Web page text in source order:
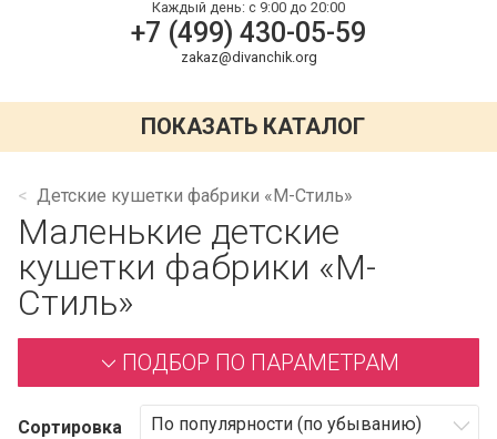
Каждый день: с 9:00 до 20:00
+7 (499) 430-05-59
zakaz@divanchik.org
ПОКАЗАТЬ КАТАЛОГ
Детские кушетки фабрики «М-Стиль»
Маленькие детские
кушетки фабрики «М-
Стиль»
ПОДБОР ПО ПАРАМЕТРАМ
Сортировка